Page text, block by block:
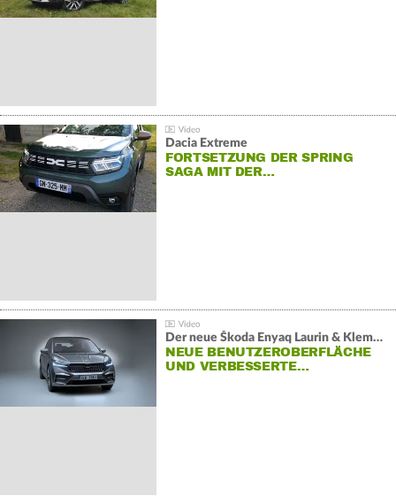
Dacia Extreme
FORTSETZUNG DER SPRING
SAGA MIT DER…
Der neue Škoda Enyaq Laurin & Klement
NEUE BENUTZEROBERFLÄCHE
UND VERBESSERTE…